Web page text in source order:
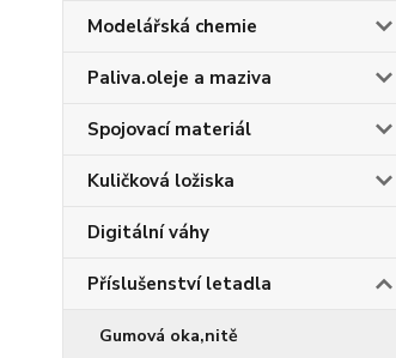
Modelářská chemie
Paliva.oleje a maziva
Spojovací materiál
Kuličková ložiska
Digitální váhy
Příslušenství letadla
Gumová oka,nitě